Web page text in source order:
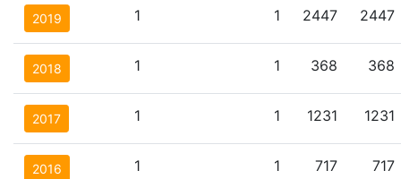
2019 1 1 2447 2447
2018 1 1 368 368
2017 1 1 1231 1231
2016 1 1 717 717